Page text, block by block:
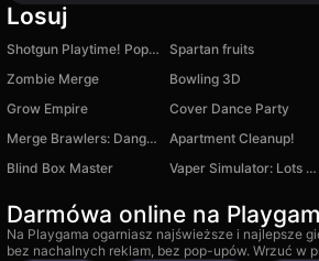
Losuj
Shotgun Playtime! Poppy Monsters Hunt! Spartan fruits
Zombie Merge
Bowling 3D
Grow Empire
Cover Dance Party
Merge Brawlers: Dangerous Battle
Apartment Cleanup!
Blind Box Master
Vaper Simulator: Lots of steam
Darmówa online na
Na Playgama ogarniasz najświeższe i najlepsze
bez nachalnych reklam, bez pop-upów. Wrzuć w